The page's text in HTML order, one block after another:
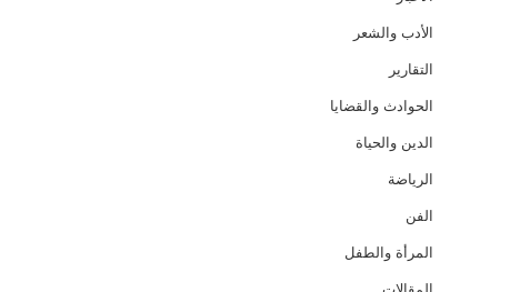
الأدب والشعر
التقارير
الحوادث والقضايا
الدين والحياة
الرياضة
الفن
المرأة والطفل